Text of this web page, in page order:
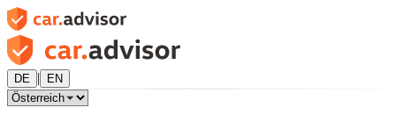
DE | EN